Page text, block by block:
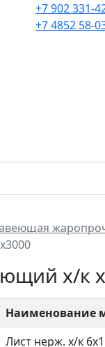
+7 902 331-
+7 4852 58-
х/к
Наименование
Лист нерж. х/к